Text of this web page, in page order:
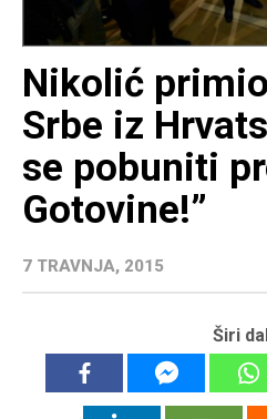
Nikolić
Srbe iz
se pobuniti
Gotovine!”
7 TRAVNJA, 2015
Širi